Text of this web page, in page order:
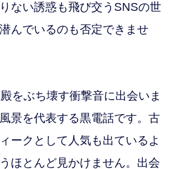
ない誘惑も飛び交うSNSの世
んでいるのも否定できませ
をぶち壊す衝撃音に出会いま
景を代表する黒電話です。古
ークとして人気も出ているよ
ほとんど見かけません。出会